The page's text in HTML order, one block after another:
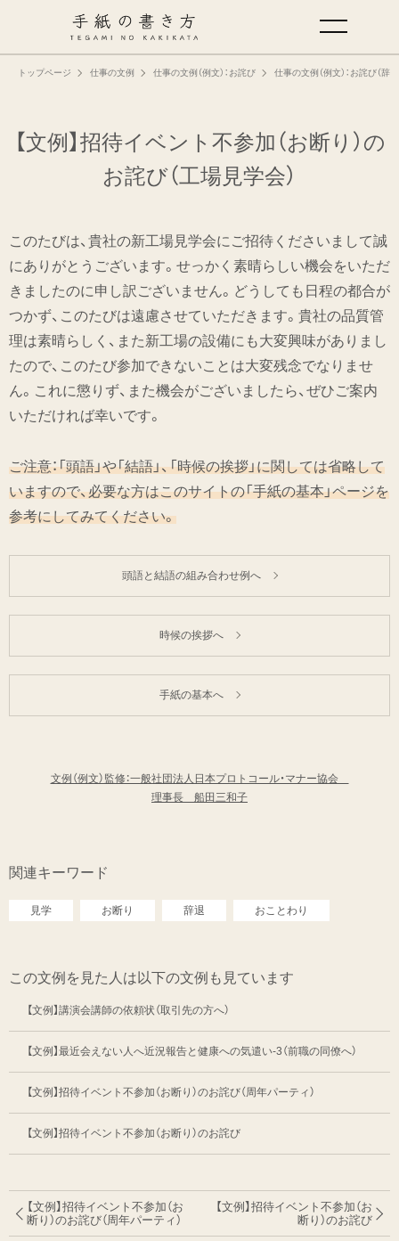
トップページ 仕事の文例 仕事の文例（例文）：お詫び 仕事の文例（例文）：お詫び（辞
【文例】招待イベント不参加（お断り）の
お詫び（工場見学会）
このたびは、貴社の新工場見学会にご招待くださいまして誠
にありがとうございます。せっかく素晴らしい機会をいただ
きましたのに申し訳ございません。どうしても日程の都合が
つかず、このたびは遠慮させていただきます。貴社の品質管
理は素晴らしく、また新工場の設備にも大変興味がありまし
たので、このたび参加できないことは大変残念でなりませ
ん。これに懲りず、また機会がございましたら、ぜひご案内
いただければ幸いです。
ご注意：「頭語」や「結語」、「時候の挨拶」に関しては省略して
いますので、必要な方はこのサイトの「手紙の基本」ページを
参考にしてみてください。
頭語と結語の組み合わせ例へ
時候の挨拶へ
手紙の基本へ
文例（例文）監修：一般社団法人日本プロトコール・マナー協会
理事長 船田三和子
関連キーワード
見学 お断り 辞退 おことわり
この文例を見た人は以下の文例も見ています
【文例】講演会講師の依頼状（取引先の方へ）
【文例】最近会えない人へ近況報告と健康への気遣い-3（前職の同僚へ）
【文例】招待イベント不参加（お断り）のお詫び（周年パーティ）
【文例】招待イベント不参加（お断り）のお詫び
【文例】招待イベント不参加（お
断り）のお詫び（周年パーティ）
【文例】招待イベント不参加（お
断り）のお詫び
手紙の基本
仕事の手紙の書き方
くらしの文例
仕事の文例
特集
ミドリオフィシャルサイト